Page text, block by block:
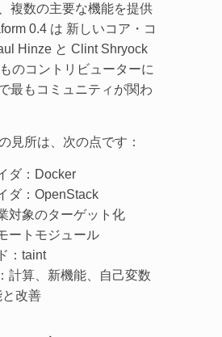
複数の主要な機能を提供
0.4 は 新しいコア・コ
Hinze と Clint Shryock
のコントリビューターに
最もコミュニティが関わ
見所は、次の点です：
ダ：Docker
ダ：OpenStack
対象のターゲット化
ートモジュール
：taint
計算、新機能、自己変数
改善